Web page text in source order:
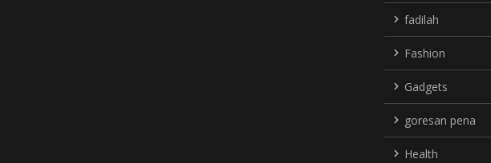
fadilah
Fashion
Gadgets
goresan pena
Health